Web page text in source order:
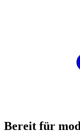
Bereit für